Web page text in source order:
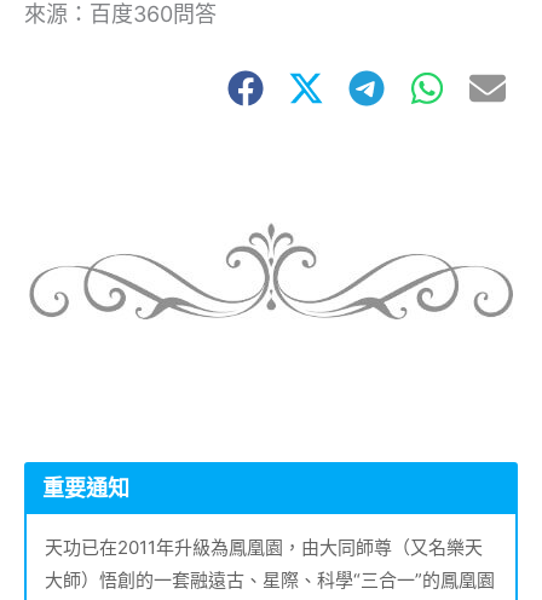
來源：百度360問答
重要通知
天功已在2011年升級為鳳凰園，由大同師尊（又名樂天
大師）悟創的一套融遠古、星際、科學“三合一”的鳳凰園